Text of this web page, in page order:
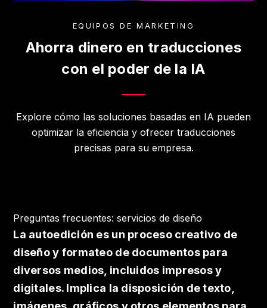
EQUIPOS DE MARKETING
Ahorra dinero en traducciones
con el poder de la IA
Explore cómo las soluciones basadas en IA pueden
optimizar la eficiencia y ofrecer traducciones
precisas para su empresa.
Preguntas frecuentes: servicios de diseño
La autoedición es un proceso creativo de
diseño y formateo de documentos para
diversos medios, incluidos impresos y
digitales. Implica la disposición de texto,